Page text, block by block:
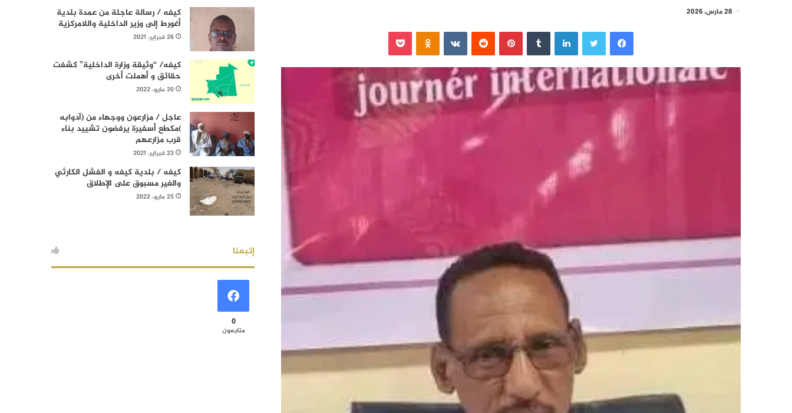
28 مارس، 2026
فيسبوك لينكدإن بينتيريست
كيفه / رسالة عاجلة من عمدة بلدية
أغورط إلى وزير الداخلية واللامركزية
26 فبراير، 2021
كيفه/ “وثيقة وزارة الداخلية” كشفت
حقائق و أهملت أخرى
20 مايو، 2022
عاجل / مزارعون ووجهاء من (آدوابه
)مكطع أسفيرة يرفضون تشييد بناء
قرب مزارعهم
23 فبراير، 2021
كيفه / بلدية كيفه و الفشل الكارثي
والغير مسبوق على الإطلاق
25 مايو، 2022
إتبعنا
0
متابعون